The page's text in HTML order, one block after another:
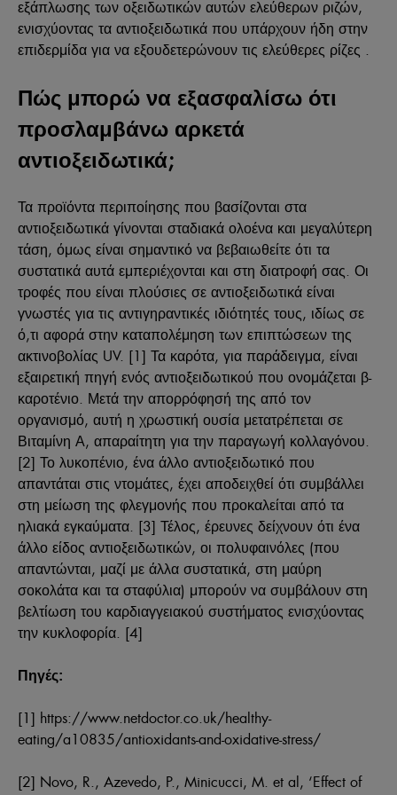
εξάπλωσης των οξειδωτικών αυτών ελεύθερων ριζών,
ενισχύοντας τα αντιοξειδωτικά που υπάρχουν ήδη στην
επιδερμίδα για να εξουδετερώνουν τις ελεύθερες ρίζες .
Πώς μπορώ να εξασφαλίσω ότι
προσλαμβάνω αρκετά
αντιοξειδωτικά;
Τα προϊόντα περιποίησης που βασίζονται στα
αντιοξειδωτικά γίνονται σταδιακά ολοένα και μεγαλύτερη
τάση, όμως είναι σημαντικό να βεβαιωθείτε ότι τα
συστατικά αυτά εμπεριέχονται και στη διατροφή σας. Οι
τροφές που είναι πλούσιες σε αντιοξειδωτικά είναι
γνωστές για τις αντιγηραντικές ιδιότητές τους, ιδίως σε
ό,τι αφορά στην καταπολέμηση των επιπτώσεων της
ακτινοβολίας UV. [1] Τα καρότα, για παράδειγμα, είναι
εξαιρετική πηγή ενός αντιοξειδωτικού που ονομάζεται β-
καροτένιο. Μετά την απορρόφησή της από τον
οργανισμό, αυτή η χρωστική ουσία μετατρέπεται σε
Βιταμίνη Α, απαραίτητη για την παραγωγή κολλαγόνου.
[2] Το λυκοπένιο, ένα άλλο αντιοξειδωτικό που
απαντάται στις ντομάτες, έχει αποδειχθεί ότι συμβάλλει
στη μείωση της φλεγμονής που προκαλείται από τα
ηλιακά εγκαύματα. [3] Τέλος, έρευνες δείχνουν ότι ένα
άλλο είδος αντιοξειδωτικών, οι πολυφαινόλες (που
απαντώνται, μαζί με άλλα συστατικά, στη μαύρη
σοκολάτα και τα σταφύλια) μπορούν να συμβάλουν στη
βελτίωση του καρδιαγγειακού συστήματος ενισχύοντας
την κυκλοφορία. [4]
Πηγές:
[1] https://www.netdoctor.co.uk/healthy-
eating/a10835/antioxidants-and-oxidative-stress/
[2] Novo, R., Azevedo, P., Minicucci, M. et al, ‘Effect of